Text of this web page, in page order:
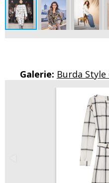
Galerie: Burda